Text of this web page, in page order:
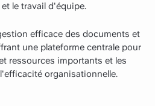
le travail d'équipe.
efficace des documents et
une plateforme centrale pour
ressources importants et les
organisationnelle.